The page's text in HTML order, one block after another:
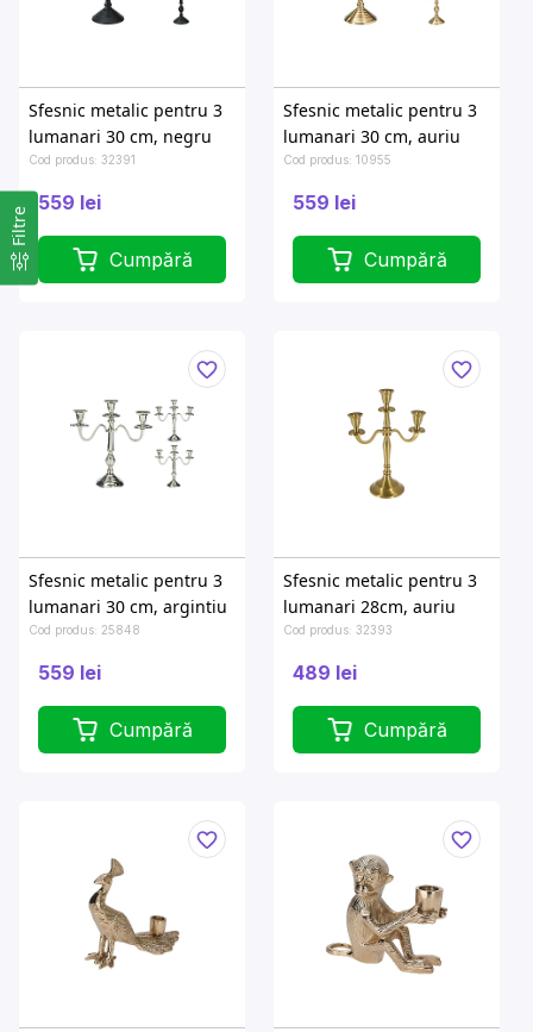
Filtre
Sfesnic metalic pentru 3
lumanari 30 cm, negru
Cod produs: 32391
559 lei
Cumpără
Sfesnic metalic pentru 3
lumanari 30 cm, auriu
Cod produs: 10955
559 lei
Cumpără
Sfesnic metalic pentru 3
lumanari 30 cm, argintiu
Cod produs: 25848
559 lei
Cumpără
Sfesnic metalic pentru 3
lumanari 28cm, auriu
Cod produs: 32393
489 lei
Cumpără